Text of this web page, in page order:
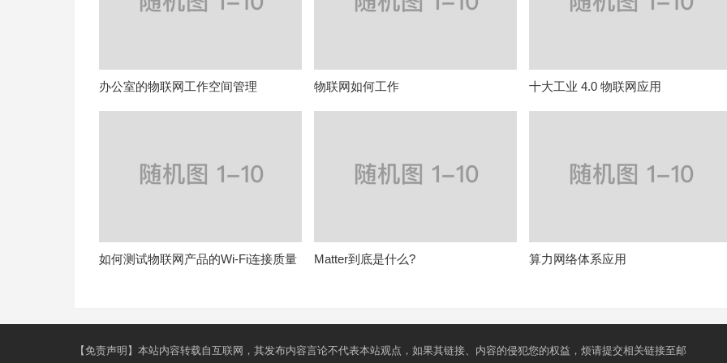
办公室的物联网工作空间管理 物联网如何工作 十大工业 4.0 物联网应用
如何测试物联网产品的Wi-Fi连接质量 Matter到底是什么? 算力网络体系应用
【免责声明】本站内容转载自互联网，其发布内容言论不代表本站观点，如果其链接、内容的侵犯您的权益，烦请提交相关链接至邮